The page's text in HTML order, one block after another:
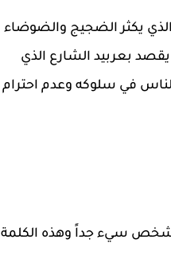
يكثر الضجيج والضوضاء
بعربيد الشارع الذي
في سلوكه وعدم احترام
شخص سيء جداً وهذه الكلمة